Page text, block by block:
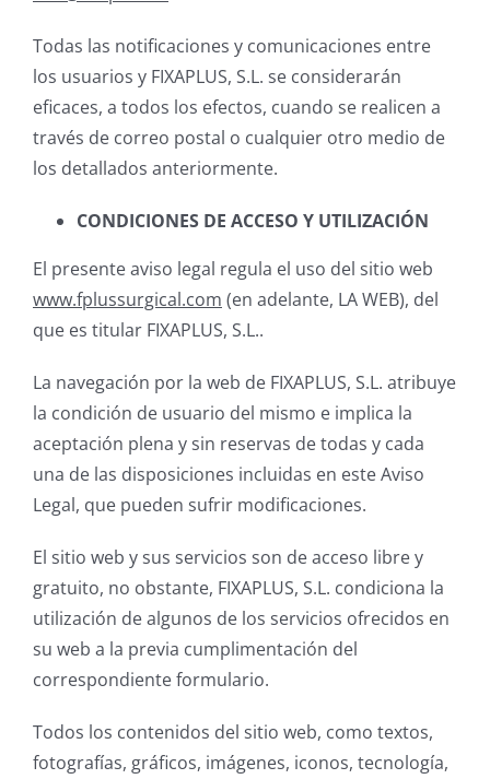
Todas las notificaciones y comunicaciones entre
los usuarios y FIXAPLUS, S.L. se considerarán
eficaces, a todos los efectos, cuando se realicen a
través de correo postal o cualquier otro medio de
los detallados anteriormente.
CONDICIONES DE ACCESO Y UTILIZACIÓN
El presente aviso legal regula el uso del sitio web
www.fplussurgical.com (en adelante, LA WEB), del
que es titular FIXAPLUS, S.L..
La navegación por la web de FIXAPLUS, S.L. atribuye
la condición de usuario del mismo e implica la
aceptación plena y sin reservas de todas y cada
una de las disposiciones incluidas en este Aviso
Legal, que pueden sufrir modificaciones.
El sitio web y sus servicios son de acceso libre y
gratuito, no obstante, FIXAPLUS, S.L. condiciona la
utilización de algunos de los servicios ofrecidos en
su web a la previa cumplimentación del
correspondiente formulario.
Todos los contenidos del sitio web, como textos,
fotografías, gráficos, imágenes, iconos, tecnología,